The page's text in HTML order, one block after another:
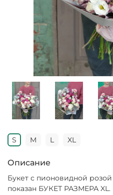
S M L XL
Описание
Букет с пионовидной
показан БУКЕТ РАЗМЕРА XL.